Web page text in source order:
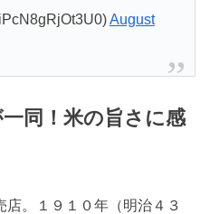
August
同！米の旨さに感
。１９１０年（明治４３